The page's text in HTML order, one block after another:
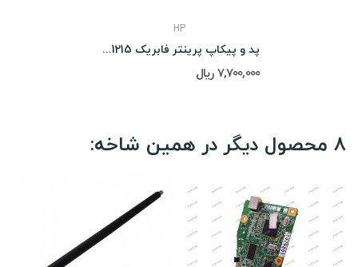
HP
پد و پیکاپ پرینتر فابریک HP CP1215
7,700,000 ریال
8 محصول دیگر در همین شاخه: